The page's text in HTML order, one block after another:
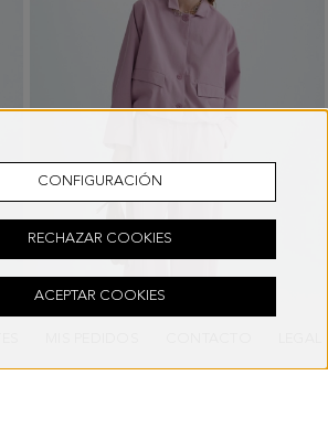
CONFIGURACIÓN
RECHAZAR COOKIES
ACEPTAR COOKIES